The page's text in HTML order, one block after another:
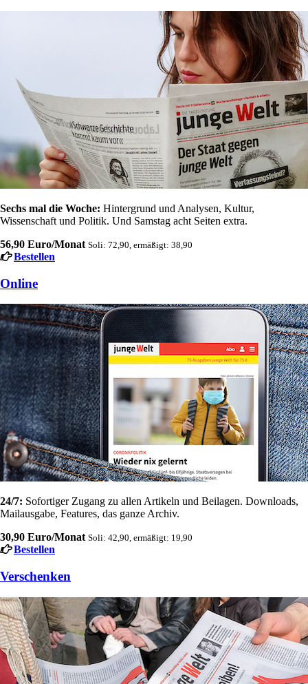
Sechs mal die Woche: Hintergrund und Analysen, Kultur,
Wissenschaft und Politik. Und Samstag acht Seiten extra.
56,90 Euro/Monat Soli: 72,90, ermäßigt: 38,90
Bestellen
Online
24/7: Sofortiger Zugang zu allen Artikeln und Beilagen. Downloads,
Mailausgabe, Features, das ganze Archiv.
30,90 Euro/Monat Soli: 42,90, ermäßigt: 19,90
Bestellen
Verschenken